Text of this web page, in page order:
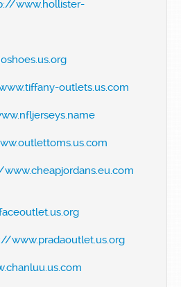
www.hollister-
outlets.us.com
www.pradaoutlet.us.org